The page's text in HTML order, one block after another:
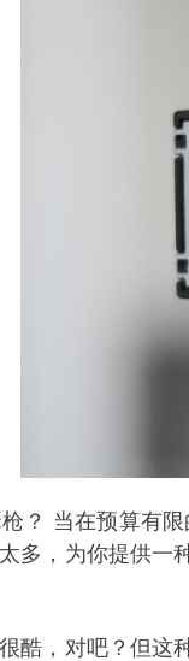
？ 当在预算有
多，为你提供一
酷，对吧？但这